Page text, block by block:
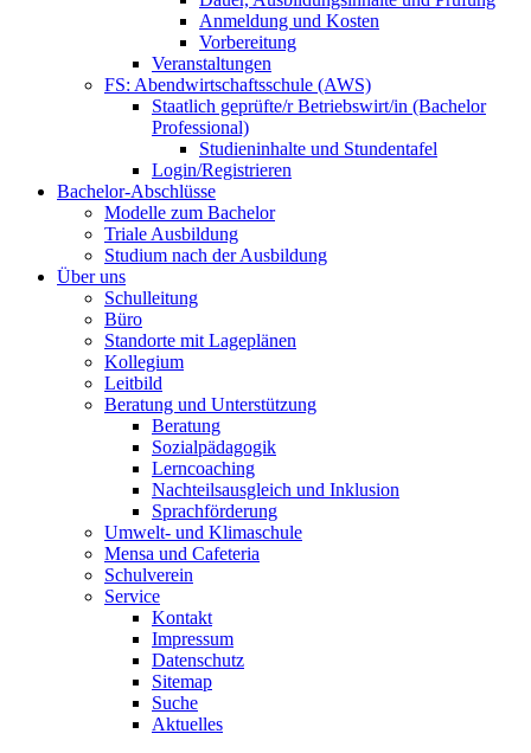
Anmeldung und Kosten
Vorbereitung
Veranstaltungen
FS: Abendwirtschaftsschule (AWS)
Staatlich geprüfte/r Betriebswirt/in (Bachelor
Professional)
Studieninhalte und Stundentafel
Login/Registrieren
Bachelor-Abschlüsse
Modelle zum Bachelor
Triale Ausbildung
Studium nach der Ausbildung
Über uns
Schulleitung
Büro
Standorte mit Lageplänen
Kollegium
Leitbild
Beratung und Unterstützung
Beratung
Sozialpädagogik
Lerncoaching
Nachteilsausgleich und Inklusion
Sprachförderung
Umwelt- und Klimaschule
Mensa und Cafeteria
Schulverein
Service
Kontakt
Impressum
Datenschutz
Sitemap
Suche
Aktuelles